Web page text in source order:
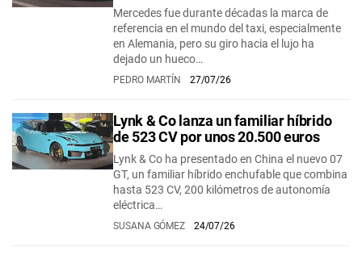
Mercedes fue durante décadas la marca de
referencia en el mundo del taxi, especialmente
en Alemania, pero su giro hacia el lujo ha
dejado un hueco…
PEDRO MARTÍN 27/07/26
Lynk & Co lanza un familiar híbrido
de 523 CV por unos 20.500 euros
Lynk & Co ha presentado en China el nuevo 07
GT, un familiar híbrido enchufable que combina
hasta 523 CV, 200 kilómetros de autonomía
eléctrica…
SUSANA GÓMEZ 24/07/26